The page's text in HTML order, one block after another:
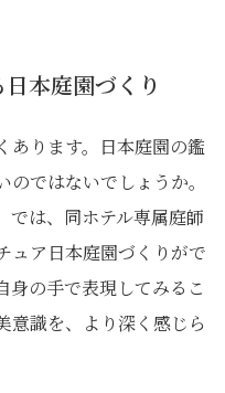
本庭園づくり
あります。日本庭園の鑑
ではないでしょうか。
では、同ホテル専属庭師
ュア日本庭園づくりがで
身の手で表現してみるこ
意識を、より深く感じら